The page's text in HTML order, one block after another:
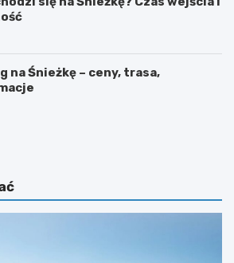
na Śnieżkę – ceny, trasa,